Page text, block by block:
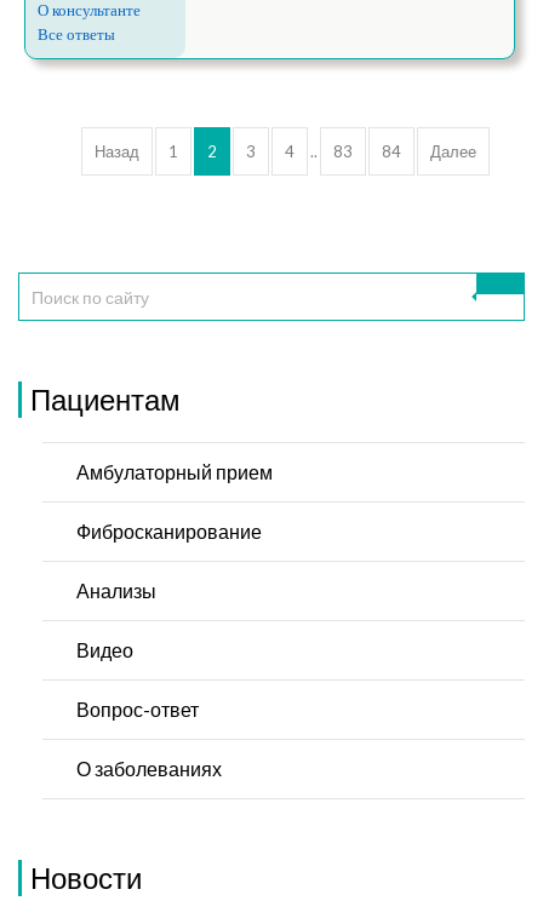
О консультанте
Все ответы
Назад 1 2 3 4 .. 83 84 Далее
Пациентам
Амбулаторный прием
Фибросканирование
Анализы
Видео
Вопрос-ответ
О заболеваниях
Новости